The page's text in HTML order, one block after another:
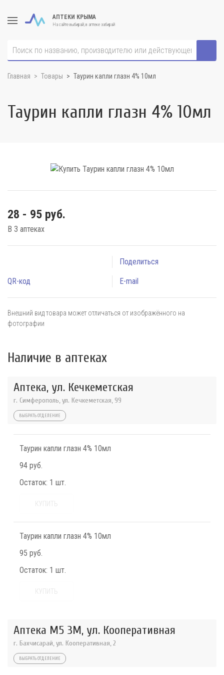
АПТЕКИ КРЫМА
На сайте выбирай, в аптеке забирай
Главная Товары Таурин капли глазн 4% 10мл
Таурин капли глазн 4% 10мл
28 - 95 руб.
В 3 аптеках
Поделиться
QR-код E-mail
Внешний вид товара может отличаться от изображённого на
фотографии
Наличие в аптеках
Аптека, ул. Кечкеметская
г. Симферополь, ул. Кечкеметская, 99
ВЫБРАТЬ ОТДЕЛЕНИЕ
Таурин капли глазн 4% 10мл
94 руб.
Остаток: 1 шт.
Таурин капли глазн 4% 10мл
95 руб.
Остаток: 1 шт.
Аптека М5 3М, ул. Кооперативная
г. Бахчисарай, ул. Кооперативная, 2
ВЫБРАТЬ ОТДЕЛЕНИЕ